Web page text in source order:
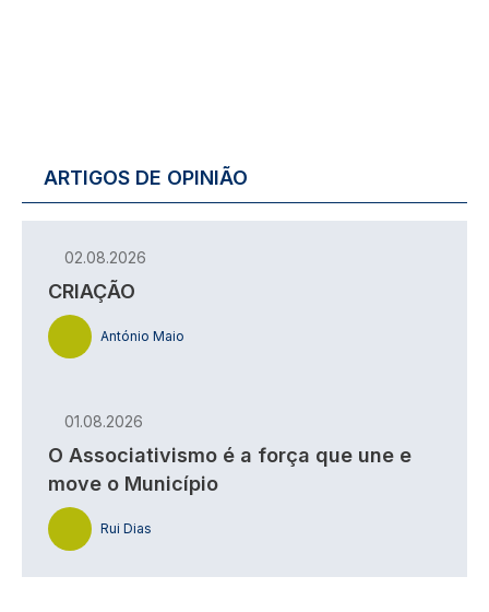
ARTIGOS DE OPINIÃO
02.08.2026
CRIAÇÃO
António Maio
01.08.2026
O Associativismo é a força que une e
move o Município
Rui Dias